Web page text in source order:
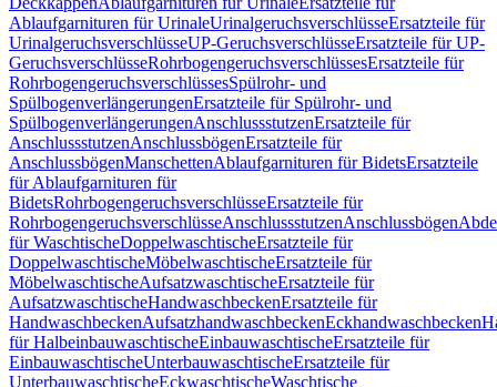
Ablaufgarnituren für UrinaleUrinalgeruchsverschlüsseErsatzteile für
UrinalgeruchsverschlüsseUP-GeruchsverschlüsseErsatzteile für UP-
GeruchsverschlüsseRohrbogengeruchsverschlüssesErsatzteile für
RohrbogengeruchsverschlüssesSpülrohr- und
SpülbogenverlängerungenErsatzteile für Spülrohr- und
SpülbogenverlängerungenAnschlussstutzenErsatzteile für
AnschlussstutzenAnschlussbögenErsatzteile für
AnschlussbögenManschettenAblaufgarnituren für BidetsErsatzteile
für Ablaufgarnituren für
BidetsRohrbogengeruchsverschlüsseErsatzteile für
RohrbogengeruchsverschlüsseAnschlussstutzenAnschlussbögen
für WaschtischeDoppelwaschtischeErsatzteile für
DoppelwaschtischeMöbelwaschtischeErsatzteile für
MöbelwaschtischeAufsatzwaschtischeErsatzteile für
AufsatzwaschtischeHandwaschbeckenErsatzteile für
HandwaschbeckenAufsatzhandwaschbeckenEckhandwaschbecken
für HalbeinbauwaschtischeEinbauwaschtischeErsatzteile für
EinbauwaschtischeUnterbauwaschtischeErsatzteile für
UnterbauwaschtischeEckwaschtischeWaschtische